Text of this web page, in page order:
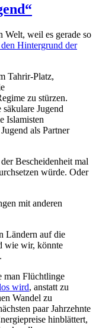
Welt, weil es gerade so
Hintergrund der
Tahrir-Platz,
zu stürzen.
Jugend
Islamisten
als Partner
Bescheidenheit mal
würde. Oder
mit anderen
Ländern auf die
wie wir, könnte
man Flüchtlinge
wird, anstatt zu
Wandel zu
paar Jahrzehnte
hinblättert,